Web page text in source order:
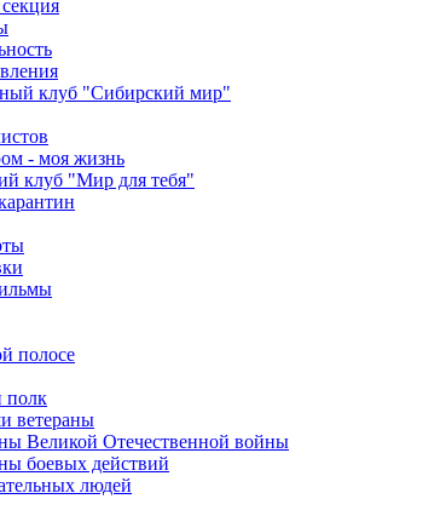
клуб "Сибирский мир"
- моя жизнь
клуб "Мир для тебя"
полосе
полк
ветераны
Великой Отечественной войны
боевых действий
людей